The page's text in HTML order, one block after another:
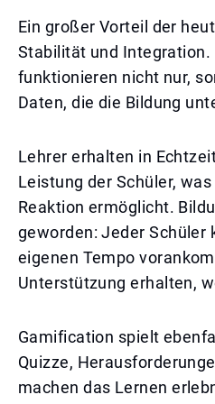
Ein großer Vorteil der
Stabilität und Integration.
funktionieren nicht nur,
Daten, die die Bildung
Lehrer erhalten in
Leistung der Schüler,
Reaktion ermöglicht.
geworden: Jeder Schüler
eigenen Tempo
Unterstützung erhalten,
Gamification spielt
Quizze,
machen das Lernen